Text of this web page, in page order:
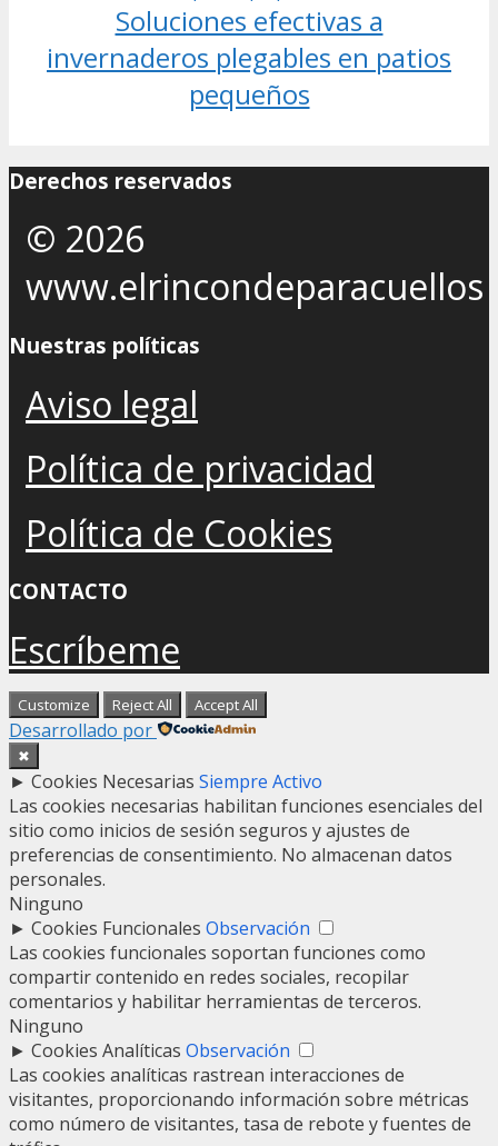
Soluciones efectivas a
invernaderos plegables en patios
pequeños
Derechos reservados
© 2026
www.elrincondeparacuellos
Nuestras políticas
Aviso legal
Política de privacidad
Política de Cookies
CONTACTO
Escríbeme
Customize Reject All Accept All
Desarrollado por
✖
► Cookies Necesarias Siempre Activo
Las cookies necesarias habilitan funciones esenciales del
sitio como inicios de sesión seguros y ajustes de
preferencias de consentimiento. No almacenan datos
personales.
Ninguno
► Cookies Funcionales Observación
Las cookies funcionales soportan funciones como
compartir contenido en redes sociales, recopilar
comentarios y habilitar herramientas de terceros.
Ninguno
► Cookies Analíticas Observación
Las cookies analíticas rastrean interacciones de
visitantes, proporcionando información sobre métricas
como número de visitantes, tasa de rebote y fuentes de